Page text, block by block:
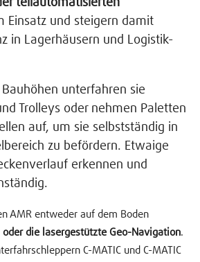
teilautomatisierten
Einsatz und steigern damit
in Lagerhäusern und Logistik-
unterfahren sie
Trolleys oder nehmen Paletten
auf, um sie selbstständig in
zu befördern. Etwaige
erkennen und
AMR entweder auf dem Boden
oder die lasergestützte Geo-Navigation.
C-MATIC und C-MATIC